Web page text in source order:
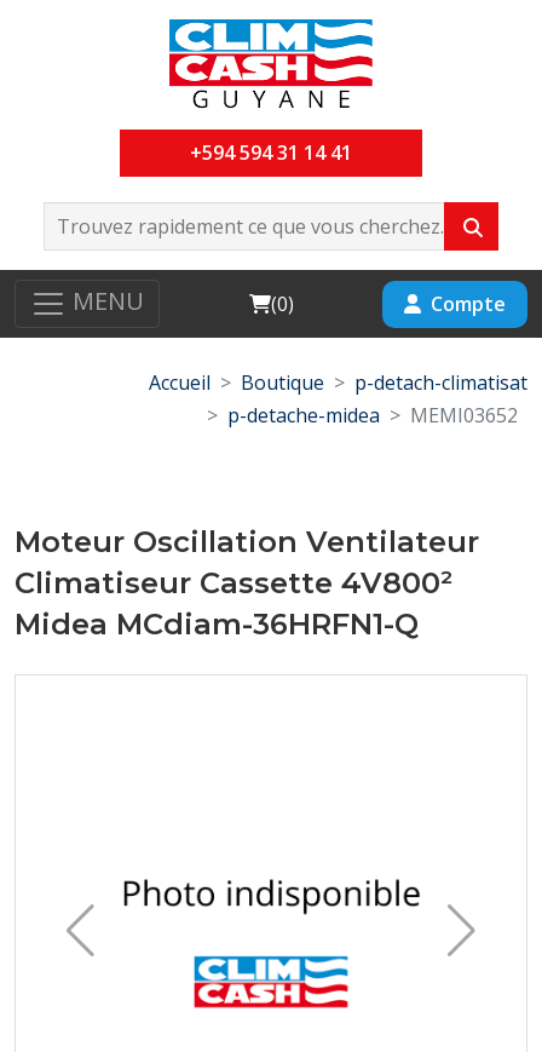
+594 594 31 14 41
MENU Cart
(0) Compte
Accueil Boutique
p-detach-climatisat
p-detache-midea
MEMI03652
Moteur Oscillation Ventilateur
Climatiseur Cassette 4V800²
Midea MCdiam-36HRFN1-Q